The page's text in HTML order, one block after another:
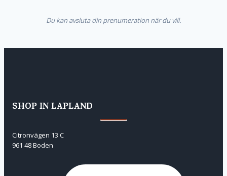
Du kan avsluta din prenumeration när du vill.
SHOP IN LAPLAND
Citronvägen 13 C
961 48 Boden